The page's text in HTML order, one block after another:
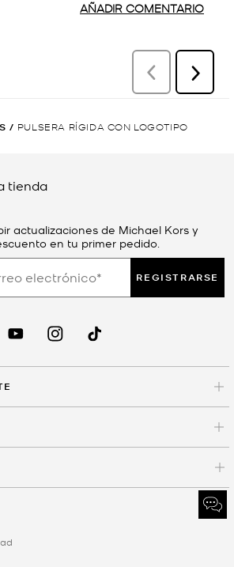
/ PULSERA RÍGIDA CON LOGOTIPO
tienda
actualizaciones de Michael Kors y
en tu primer pedido.
REGISTRARSE